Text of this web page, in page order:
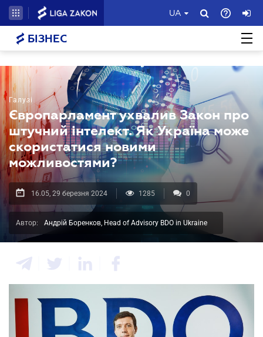
UA
БІЗНЕС
Галузі
Європарламент ухвалив Закон про
штучний інтелект. Як Україна може
скористатися новими
можливостями?
16.05, 29 березня 2024 1285 0
Автор: Андрій Боренков, Head of Advisory BDO in Ukraine